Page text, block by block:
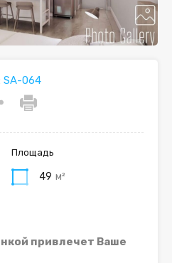
SA-064
Площадь
49 м²
привлечет Ваше